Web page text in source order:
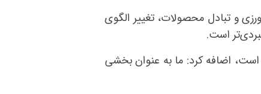
و تبادل محصولات، تغییر الگوی
است.
است، اضافه کرد: ما به عنوان بخشی